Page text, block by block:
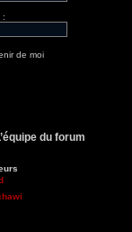
:
de moi
du forum